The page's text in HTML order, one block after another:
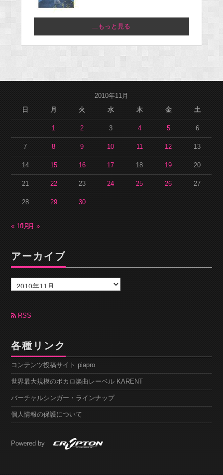
...もっと見る
2010年11月
日
月 火 水 木 金 土
1 2 3 4 5 6
7 8 9 10 11 12 13
14 15 16 17 18 19 20
21 22 23 24 25 26 27
28 29 30
« 10月12月 »
アーカイブ
ー
カ
ブ RSS
各種リンク
コンテンツ投稿サイト piapro
世界最大規模のボカロ楽曲レーベル KARENT
バーチャルシンガー・ラインナップ
個人情報の保護について
Powered by